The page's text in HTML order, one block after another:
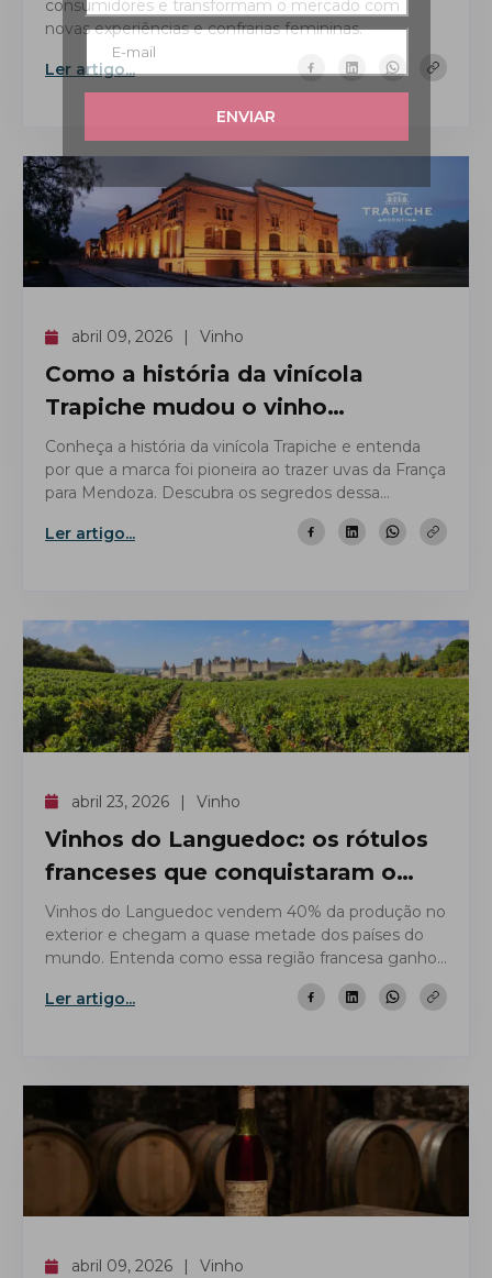
ENVIAR
consumidores e transformam o mercado com
novas experiências e confrarias femininas.
Ler artigo...
abril 09, 2026 Vinho
Como a história da vinícola
Trapiche mudou o vinho
argentino?
Conheça a história da vinícola Trapiche e entenda
por que a marca foi pioneira ao trazer uvas da França
para Mendoza. Descubra os segredos dessa
Ler artigo...
abril 23, 2026 Vinho
Vinhos do Languedoc: os rótulos
franceses que conquistaram o
mundo
Vinhos do Languedoc vendem 40% da produção no
exterior e chegam a quase metade dos países do
mundo. Entenda como essa região francesa ganhou
Ler artigo...
abril 09, 2026 Vinho